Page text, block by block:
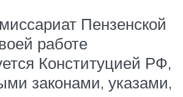
Пензенской
работе
Конституцией РФ,
законами, указами,